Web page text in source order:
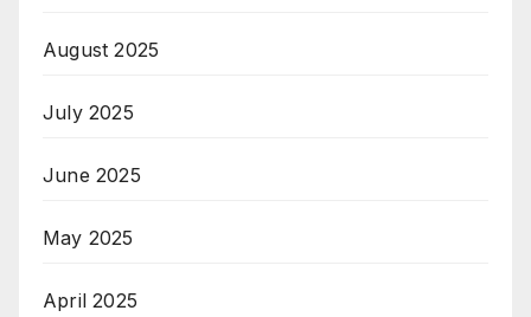
August 2025
July 2025
June 2025
May 2025
April 2025